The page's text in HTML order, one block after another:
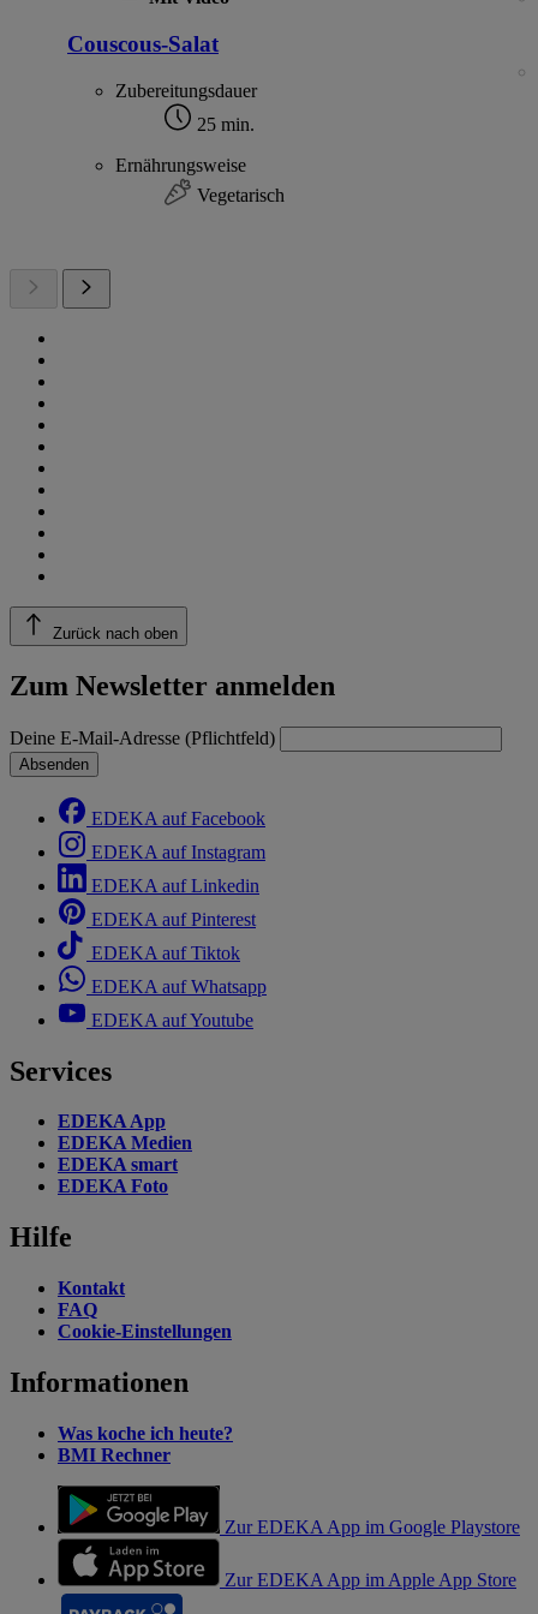
Couscous-Salat
Zubereitungsdauer
25 min.
Ernährungsweise
Vegetarisch
Zurück nach oben
Zum Newsletter anmelden
Deine E-Mail-Adresse (Pflichtfeld)
Absenden
EDEKA auf Facebook
EDEKA auf Instagram
EDEKA auf Linkedin
EDEKA auf Pinterest
EDEKA auf Tiktok
EDEKA auf Whatsapp
EDEKA auf Youtube
Services
EDEKA App
EDEKA Medien
EDEKA smart
EDEKA Foto
Hilfe
Kontakt
FAQ
Cookie-Einstellungen
Informationen
Was koche ich heute?
BMI Rechner
Zur EDEKA App im Google Playstore
Zur EDEKA App im Apple App Store